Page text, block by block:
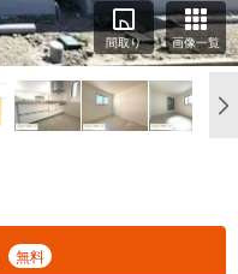
間取り 画像一覧
無料